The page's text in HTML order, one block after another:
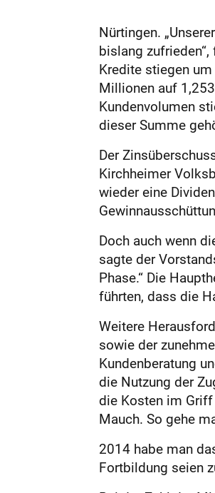
Nürtingen.
bislang
Kredite stiegen
Millionen auf
Kundenvolumen
dieser Summe
Der
Kirchheimer
wieder eine
Doch auch wenn
sagte der
Phase.“ Die
führten, dass die
Weitere
sowie der
Kundenberatung
die Nutzung der
die Kosten im
Mauch. So gehe
2014 habe man
Fortbildung seien